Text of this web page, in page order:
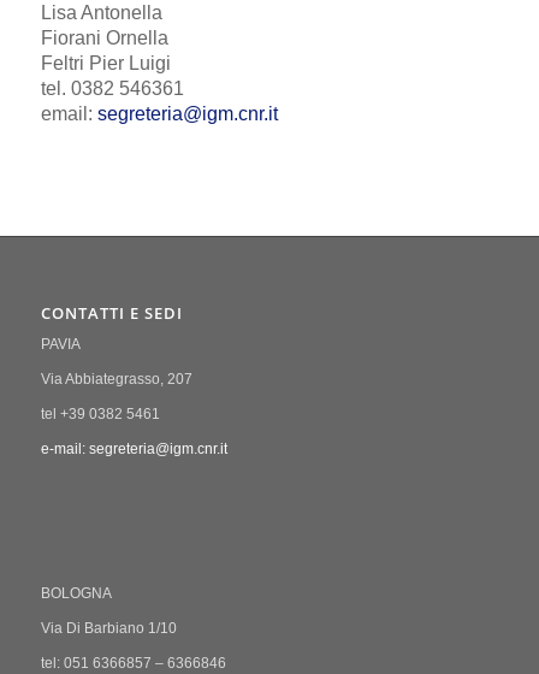
Lisa Antonella
Fiorani Ornella
Feltri Pier Luigi
tel. 0382 546361
email: segreteria@igm.cnr.it
CONTATTI E SEDI
PAVIA
Via Abbiategrasso, 207
tel +39 0382 5461
e-mail: segreteria@igm.cnr.it
BOLOGNA
Via Di Barbiano 1/10
tel: 051 6366857 – 6366846